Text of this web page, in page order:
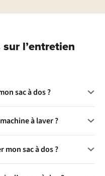
l’entretien
sac à dos ?
votre sac à dos
randonnée, pour
nourriture ou les
à laver ?
peuvent
le tissu et les
mon sac à dos ?